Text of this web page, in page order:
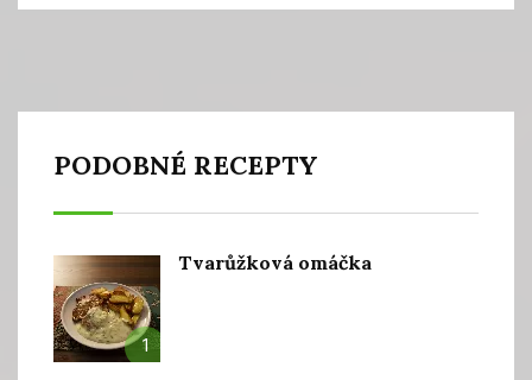
PODOBNÉ RECEPTY
1
Tvarůžková omáčka